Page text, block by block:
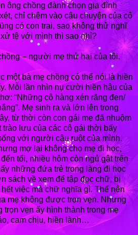
ông chồng đành chọn gia đình
chỉ chêm vào câu chuyện của cô
có con trai, sao không thử nghĩ
tệ với mình thì sao nhỉ?
– người mẹ thứ hai của tôi.
một bà mẹ chồng có thể nói là hiền
Mỗi lần nhìn nụ cười hiền hậu của
“Những cô hàng xén răng đen/
Mẹ sinh ra và lớn lên trong
từ thời còn con gái mẹ đã nhuộm
trào lưu của các cô gái thời bấy
với người cậu ruột của mình.
mợ lại không cho mẹ đi học,
tối, nhiều hôm còn ngủ gật trên
những đứa trẻ trong làng đi học
sách về xem để tập đọc chữ, bị
việc mà chữ nghĩa gì. Thế nên
mẹ không được trọn vẹn. Nhưng
vẹn ấy hình thành trong mẹ
cam chịu, hiền lành…